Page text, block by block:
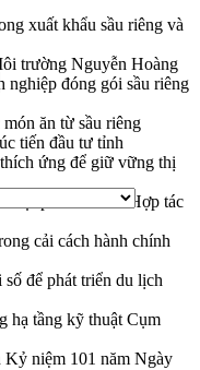
xuất khẩu sầu riêng và
trường Nguyễn Hoàng
nghiệp đóng gói sầu riêng
ăn từ sầu riêng
tiến đầu tư tỉnh
ứng để giữ vững thị
đột phá cơ chế - Hợp tác
cải cách hành chính
để phát triển du lịch
hạ tầng kỹ thuật Cụm
Kỷ niệm 101 năm Ngày